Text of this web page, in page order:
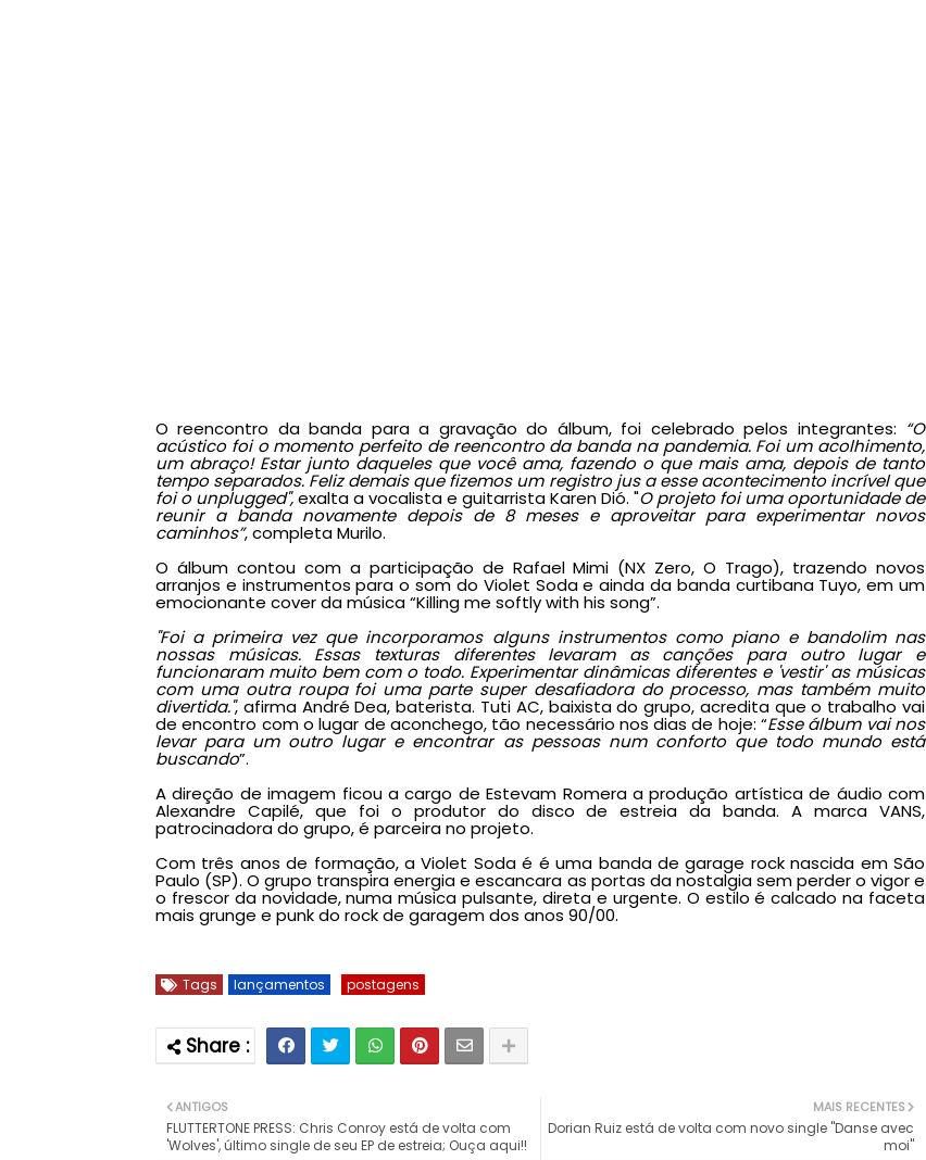
O reencontro da banda para a gravação do álbum, foi celebrado pelos integrantes: “O
acústico foi o momento perfeito de reencontro da banda na pandemia. Foi um acolhimento,
um abraço! Estar junto daqueles que você ama, fazendo o que mais ama, depois de tanto
tempo separados. Feliz demais que fizemos um registro jus a esse acontecimento incrível que
foi o unplugged",exalta a vocalista e guitarrista Karen Dió. "O projeto foi uma oportunidade de
reunir a banda novamente depois de 8 meses e aproveitar para experimentar novos
caminhos”, completa Murilo.
O álbum contou com a participação de Rafael Mimi (NX Zero, O Trago), trazendo novos
arranjos e instrumentos para o som do Violet Soda e ainda da banda curtibana Tuyo, em um
emocionante cover da música “Killing me softly with his song”.
"Foi a primeira vez que incorporamos alguns instrumentos como piano e bandolim nas
nossas músicas. Essas texturas diferentes levaram as canções para outro lugar e
funcionaram muito bem com o todo. Experimentar dinâmicas diferentes e 'vestir' as músicas
com uma outra roupa foi uma parte super desafiadora do processo, mas também muito
divertida.", afirma André Dea, baterista. Tuti AC, baixista do grupo, acredita que o trabalho vai
de encontro com o lugar de aconchego, tão necessário nos dias de hoje: “Esse álbum vai nos
levar para um outro lugar e encontrar as pessoas num conforto que todo mundo está
buscando”.
A direção de imagem ficou a cargo de Estevam Romera a produção artística de áudio com
Alexandre Capilé, que foi o produtor do disco de estreia da banda. A marca VANS,
patrocinadora do grupo, é parceira no projeto.
Com três anos de formação, a Violet Soda é é uma banda de garage rock nascida em São
Paulo (SP). O grupo transpira energia e escancara as portas da nostalgia sem perder o vigor e
o frescor da novidade, numa música pulsante, direta e urgente. O estilo é calcado na faceta
mais grunge e punk do rock de garagem dos anos 90/00.
Tags lançamentos postagens
MAIS RECENTES
Dorian Ruiz está de volta com novo single "Danse avec
moi"
ANTIGOS
FLUTTERTONE PRESS: Chris Conroy está de volta com
'Wolves', último single de seu EP de estreia; Ouça aqui!!